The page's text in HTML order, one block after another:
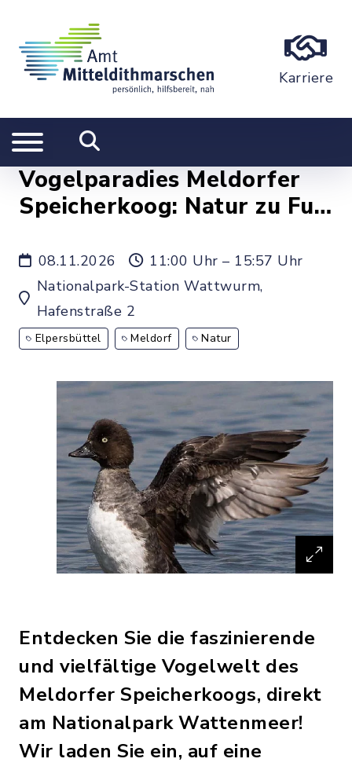
Karriere
Vogelparadies Meldorfer
Speicherkoog: Natur zu Fuß
08.11.2026
11:00 Uhr – 15:57 Uhr
Nationalpark-Station Wattwurm,
Hafenstraße 2
Elpersbüttel Meldorf Natur
Entdecken Sie die faszinierende
und vielfältige Vogelwelt des
Meldorfer Speicherkoogs, direkt
am Nationalpark Wattenmeer!
Wir laden Sie ein, auf eine